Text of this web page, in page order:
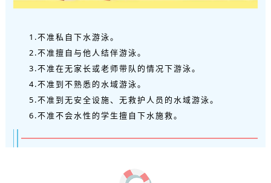
1.不准私自下水游泳。
2.不准擅自与他人结伴游泳。
3.不准在无家长或老师带队的情况下游泳。
4.不准到不熟悉的水域游泳。
5.不准到无安全设施、无救护人员的水域游泳。
6.不准不会水性的学生擅自下水施救。